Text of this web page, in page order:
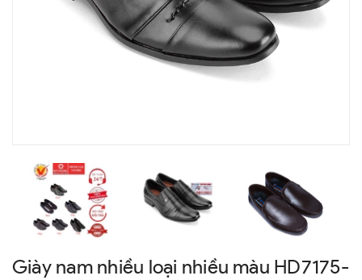
Giày nam nhiều loại nhiều màu HD7175-